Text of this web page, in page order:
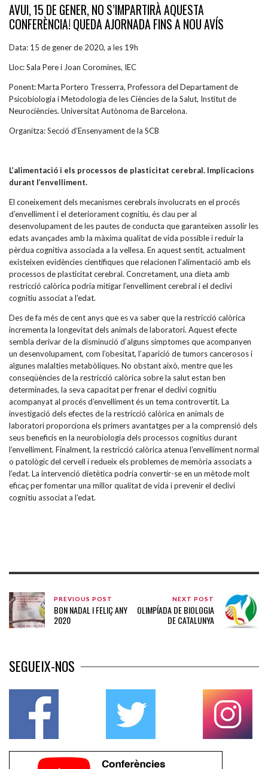
AVUI, 15 DE GENER, NO S’IMPARTIRÀ AQUESTA
CONFERÈNCIA! QUEDA AJORNADA FINS A NOU AVÍS
Data: 15 de gener de 2020, a les 19h
Lloc: Sala Pere i Joan Coromines, IEC
Ponent: Marta Portero Tresserra, Professora del Departament de
Psicobiologia i Metodologia de les Ciències de la Salut, Institut de
Neurociències. Universitat Autònoma de Barcelona.
Organitza: Secció d’Ensenyament de la SCB
L’alimentació i els processos de plasticitat cerebral. Implicacions
durant l’envelliment.
El coneixement dels mecanismes cerebrals involucrats en el procés
d’envelliment i el deteriorament cognitiu, és clau per al
desenvolupament de les pautes de conducta que garanteixen assolir les
edats avançades amb la màxima qualitat de vida possible i reduir la
pèrdua cognitiva associada a la vellesa. En aquest sentit, actualment
existeixen evidències científiques que relacionen l’alimentació amb els
processos de plasticitat cerebral. Concretament, una dieta amb
restricció calòrica podria mitigar l’envelliment cerebral i el declivi
cognitiu associat a l’edat.
Des de fa més de cent anys que es va saber que la restricció calòrica
incrementa la longevitat dels animals de laboratori. Aquest efecte
sembla derivar de la disminució d’alguns símptomes que acompanyen
un desenvolupament, com l’obesitat, l’aparició de tumors cancerosos i
algunes malalties metabòliques. No obstant això, mentre que les
conseqüències de la restricció calòrica sobre la salut estan ben
determinades, la seva capacitat per frenar el declivi cognitiu
acompanyat al procés d’envelliment és un tema controvertit. La
investigació dels efectes de la restricció calòrica en animals de
laboratori proporciona els primers avantatges per a la comprensió dels
seus beneficis en la neurobiologia dels processos cognitius durant
l’envelliment. Finalment, la restricció calòrica atenua l’envelliment normal
o patològic del cervell i redueix els problemes de memòria associats a
l’edat. La intervenció dietètica podria convertir-se en un mètode molt
eficaç per fomentar una millor qualitat de vida i prevenir el declivi
cognitiu associat a l’edat.
PREVIOUS POST
BON NADAL I FELIÇ ANY
2020
NEXT POST
OLIMPÍADA DE BIOLOGIA
DE CATALUNYA
SEGUEIX-NOS